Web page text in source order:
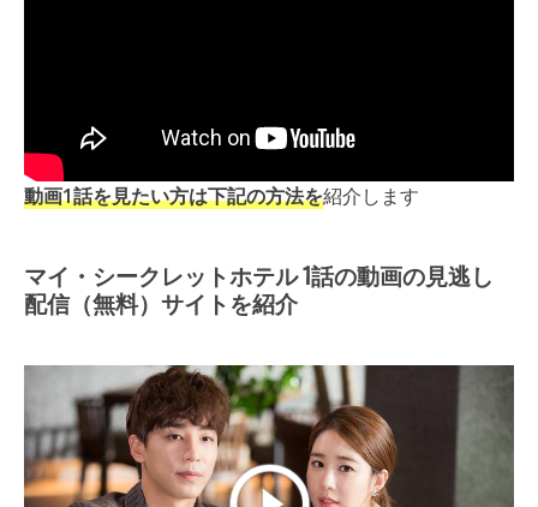
動画1話を見たい方は下記の方法を紹介します
マイ・シークレットホテル 1話の動画の見逃し
配信（無料）サイトを紹介